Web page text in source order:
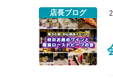
店長ブログ